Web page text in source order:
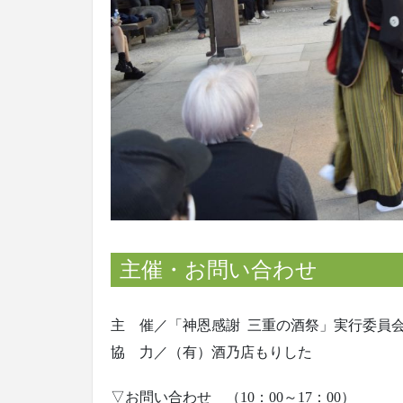
主催・お問い合わせ
主 催／「神恩感謝 三重の酒祭」実行委員
協 力／（有）酒乃店もりした
▽お問い合わせ （10：00～17：00）